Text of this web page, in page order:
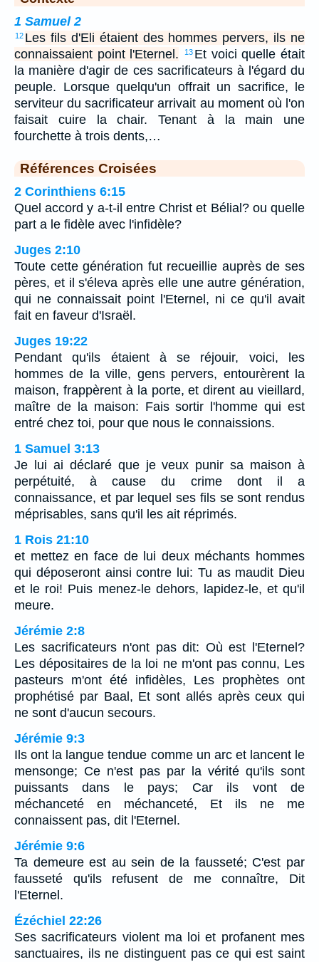
1 Samuel 2
12 Les fils d'Eli étaient des hommes pervers, ils ne
connaissaient point l'Eternel.
13 Et voici quelle était
la manière d'agir de ces sacrificateurs à l'égard du
peuple. Lorsque quelqu'un offrait un sacrifice, le
serviteur du sacrificateur arrivait au moment où l'on
faisait cuire la chair. Tenant à la main une
fourchette à trois dents,…
Références Croisées
2 Corinthiens 6:15
Quel accord y a-t-il entre Christ et Bélial? ou quelle
part a le fidèle avec l'infidèle?
Juges 2:10
Toute cette génération fut recueillie auprès de ses
pères, et il s'éleva après elle une autre génération,
qui ne connaissait point l'Eternel, ni ce qu'il avait
fait en faveur d'Israël.
Juges 19:22
Pendant qu'ils étaient à se réjouir, voici, les
hommes de la ville, gens pervers, entourèrent la
maison, frappèrent à la porte, et dirent au vieillard,
maître de la maison: Fais sortir l'homme qui est
entré chez toi, pour que nous le connaissions.
1 Samuel 3:13
Je lui ai déclaré que je veux punir sa maison à
perpétuité, à cause du crime dont il a
connaissance, et par lequel ses fils se sont rendus
méprisables, sans qu'il les ait réprimés.
1 Rois 21:10
et mettez en face de lui deux méchants hommes
qui déposeront ainsi contre lui: Tu as maudit Dieu
et le roi! Puis menez-le dehors, lapidez-le, et qu'il
meure.
Jérémie 2:8
Les sacrificateurs n'ont pas dit: Où est l'Eternel?
Les dépositaires de la loi ne m'ont pas connu, Les
pasteurs m'ont été infidèles, Les prophètes ont
prophétisé par Baal, Et sont allés après ceux qui
ne sont d'aucun secours.
Jérémie 9:3
Ils ont la langue tendue comme un arc et lancent le
mensonge; Ce n'est pas par la vérité qu'ils sont
puissants dans le pays; Car ils vont de
méchanceté en méchanceté, Et ils ne me
connaissent pas, dit l'Eternel.
Jérémie 9:6
Ta demeure est au sein de la fausseté; C'est par
fausseté qu'ils refusent de me connaître, Dit
l'Eternel.
Ézéchiel 22:26
Ses sacrificateurs violent ma loi et profanent mes
sanctuaires, ils ne distinguent pas ce qui est saint